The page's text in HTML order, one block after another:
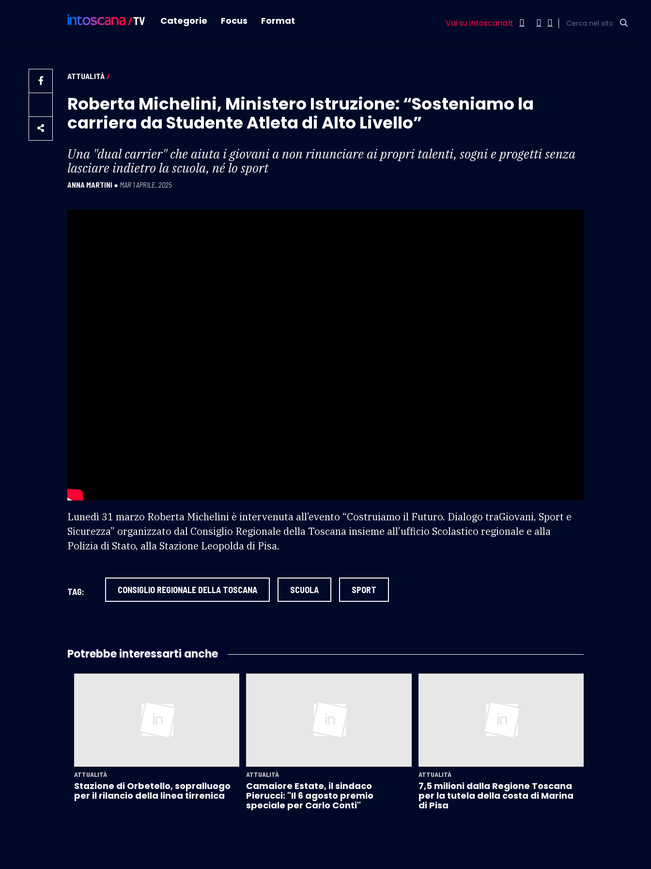
Categorie Focus Format Vai su intoscana.it Cerca nel sito
ATTUALITÀ /
Roberta Michelini, Ministero Istruzione: “Sosteniamo la
carriera da Studente Atleta di Alto Livello”
Una "dual carrier" che aiuta i giovani a non rinunciare ai propri talenti, sogni e progetti senza
lasciare indietro la scuola, né lo sport
ANNA MARTINI ● MAR 1 APRILE, 2025
Lunedì 31 marzo Roberta Michelini è intervenuta all’evento “Costruiamo il Futuro. Dialogo traGiovani, Sport e
Sicurezza” organizzato dal Consiglio Regionale della Toscana insieme all’ufficio Scolastico regionale e alla
Polizia di Stato, alla Stazione Leopolda di Pisa.
TAG: CONSIGLIO REGIONALE DELLA TOSCANA SCUOLA SPORT
Potrebbe interessarti anche
ATTUALITÀ
Stazione di Orbetello, sopralluogo
per il rilancio della linea tirrenica
ATTUALITÀ
Camaiore Estate, il sindaco
Pierucci: "Il 6 agosto premio
speciale per Carlo Conti"
ATTUALITÀ
7,5 milioni dalla Regione Toscana
per la tutela della costa di Marina
di Pisa